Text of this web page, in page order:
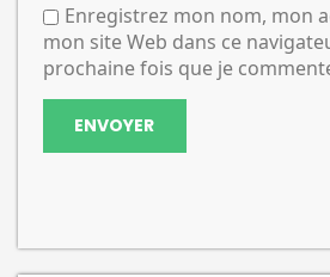
Enregistrez mon nom, mon
mon site Web dans ce
prochaine fois que je